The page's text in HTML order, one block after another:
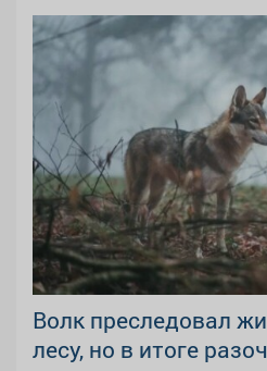
Волк преследовал
лесу, но в итоге